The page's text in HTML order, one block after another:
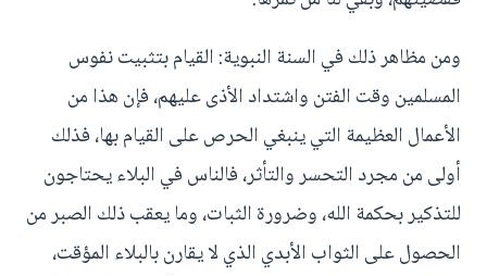
ومن مظاهر ذلك في السنة النبوية: القيام بتثبيت نفوس
المسلمين وقت الفتن واشتداد الأذى عليهم، فإن هذا من
الأعمال العظيمة التي ينبغي الحرص على القيام بها، فذلك
أولى من مجرد التحسر والتأثر، فالناس في البلاء يحتاجون
للتذكير بحكمة الله، وضرورة الثبات، وما يعقب ذلك الصبر من
الحصول على الثواب الأبدي الذي لا يقارن بالبلاء المؤقت،